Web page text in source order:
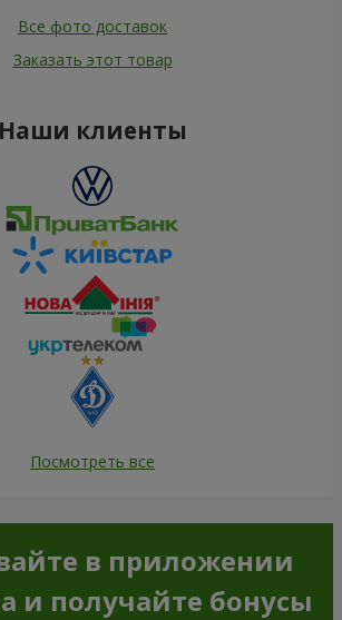
Все фото доставок
Заказать этот товар
Наши клиенты
Посмотреть все
в приложении
и получайте бонусы